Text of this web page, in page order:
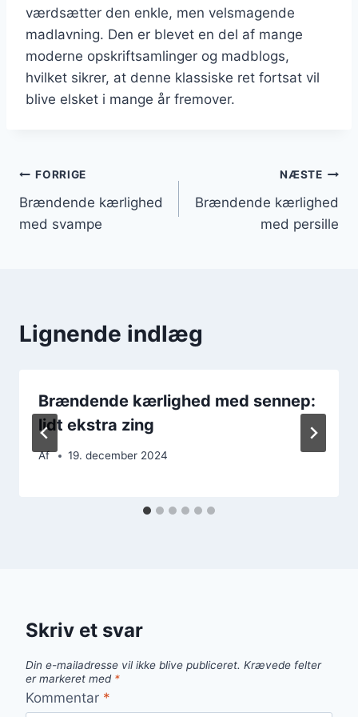
værdsætter den enkle, men velsmagende
madlavning. Den er blevet en del af mange
moderne opskriftsamlinger og madblogs,
hvilket sikrer, at denne klassiske ret fortsat vil
blive elsket i mange år fremover.
Indlægsnavigation
FORRIGE
Brændende kærlighed
med svampe
NÆSTE
Brændende kærlighed
med persille
Lignende indlæg
Brændende kærlighed med sennep:
lidt ekstra zing
Af 19. december 2024
Skriv et svar
Din e-mailadresse vil ikke blive publiceret. Krævede felter
er markeret med *
Kommentar *